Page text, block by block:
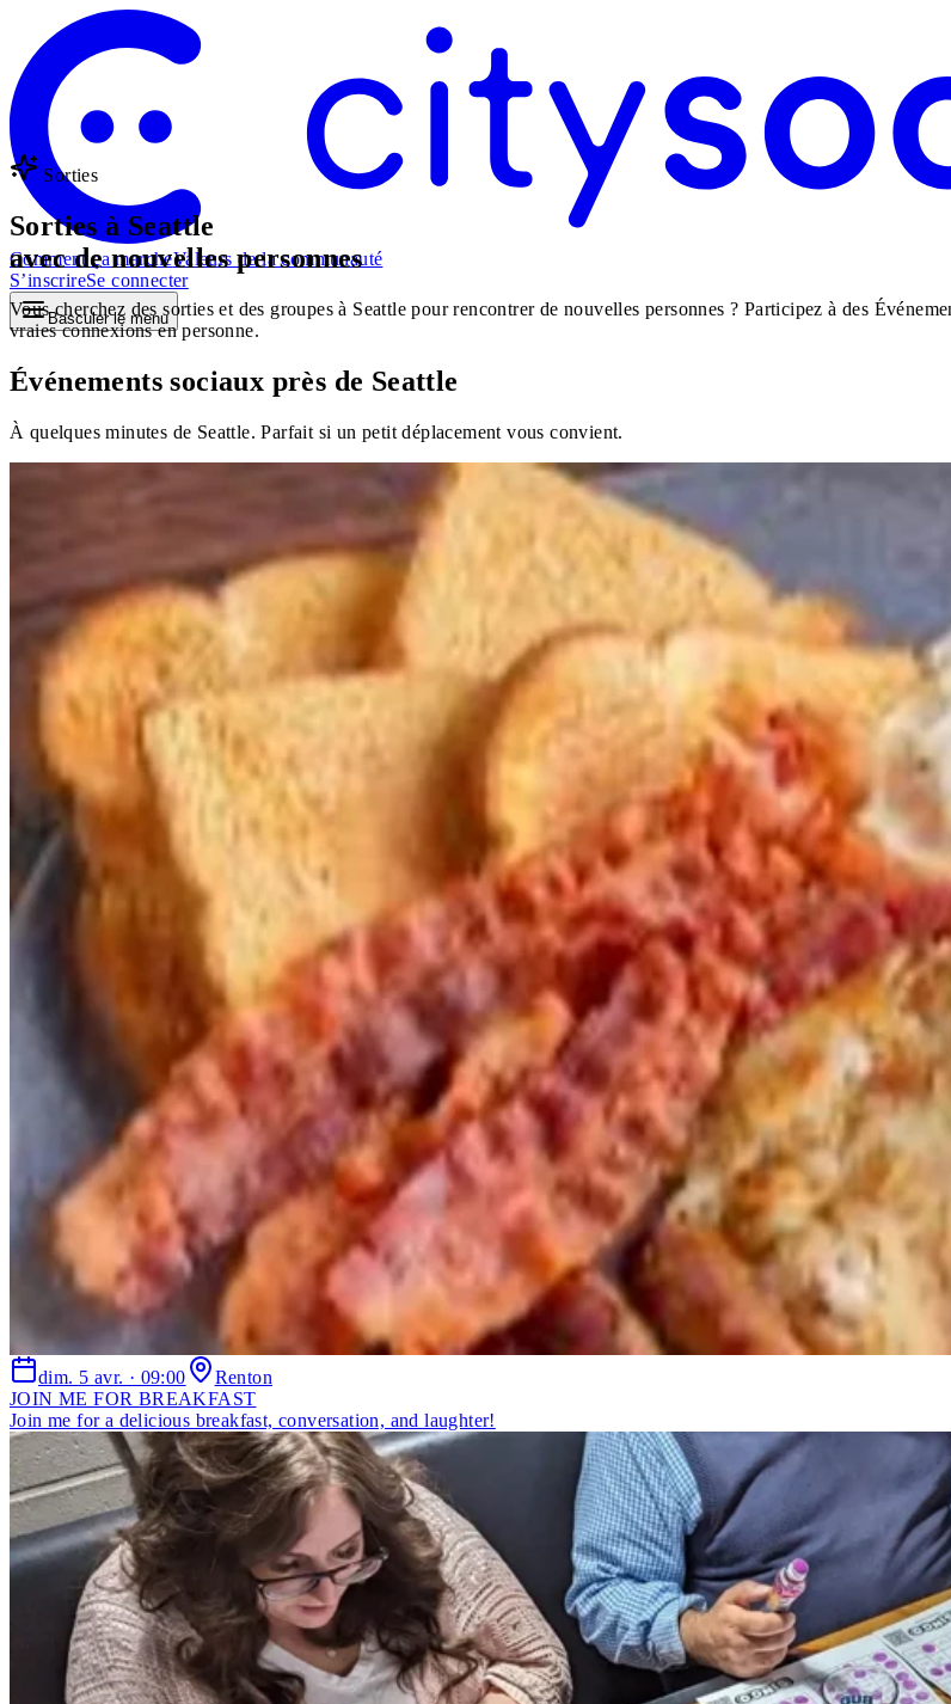
Comment ça marcheValeurs de la communauté
S’inscrireSe connecter
Basculer le menu
Sorties
Sorties à Seattle
avec de nouvelles personnes
Vous cherchez des sorties et des groupes à Seattle pour rencontrer de nouvelles personnes ? Participez à des
vraies connexions en personne.
Événements sociaux près de Seattle
À quelques minutes de Seattle. Parfait si un petit déplacement vous convient.
dim. 5 avr. · 09:00
Renton
JOIN ME FOR BREAKFAST
Join me for a delicious breakfast, conversation, and laughter!
Past